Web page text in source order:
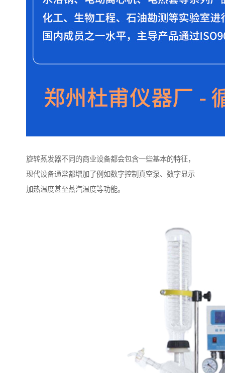
旋转蒸发器不同的商业设备都会包含一些基本的特征，
现代设备通常都增加了例如数字控制真空泵、数字显示
加热温度甚至蒸汽温度等功能。